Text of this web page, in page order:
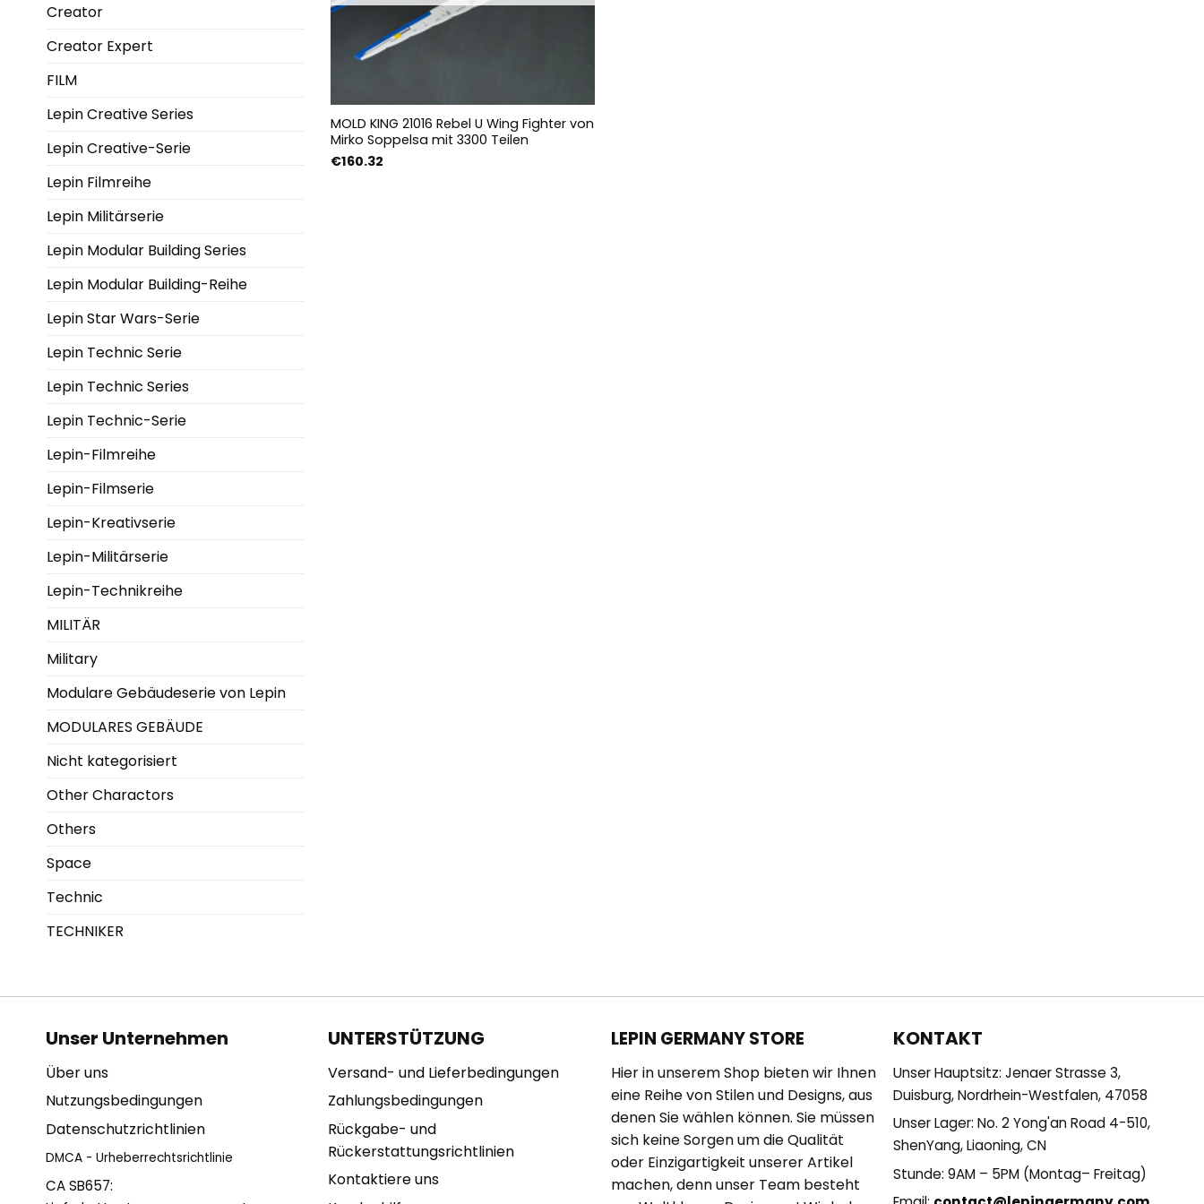
Creator
Creator Expert
FILM
Lepin Creative Series
Lepin Creative-Serie
Lepin Filmreihe
Lepin Militärserie
Lepin Modular Building Series
Lepin Modular Building-Reihe
Lepin Star Wars-Serie
Lepin Technic Serie
Lepin Technic Series
Lepin Technic-Serie
Lepin-Filmreihe
Lepin-Filmserie
Lepin-Kreativserie
Lepin-Militärserie
Lepin-Technikreihe
MILITÄR
Military
Modulare Gebäudeserie von Lepin
MODULARES GEBÄUDE
Nicht kategorisiert
Other Charactors
Others
Space
Technic
TECHNIKER
MOLD KING 21016 Rebel U Wing Fighter von
Mirko Soppelsa mit 3300 Teilen
€160.32
Unser Unternehmen
Über uns
Nutzungsbedingungen
Datenschutzrichtlinien
DMCA - Urheberrechtsrichtlinie
CA SB657:
UNTERSTÜTZUNG
Versand- und Lieferbedingungen
Zahlungsbedingungen
Rückgabe- und
Rückerstattungsrichtlinien
Kontaktiere uns
LEPIN GERMANY STORE
Hier in unserem Shop bieten wir Ihnen
eine Reihe von Stilen und Designs, aus
denen Sie wählen können. Sie müssen
sich keine Sorgen um die Qualität
oder Einzigartigkeit unserer Artikel
machen, denn unser Team besteht
KONTAKT
Unser Hauptsitz: Jenaer Strasse 3,
Duisburg, Nordrhein-Westfalen, 47058
Unser Lager: No. 2 Yong'an Road 4-510,
ShenYang, Liaoning, CN
Stunde: 9AM – 5PM (Montag– Freitag)